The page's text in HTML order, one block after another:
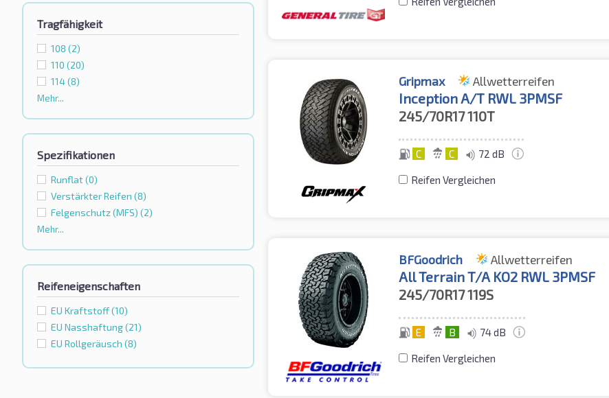
Tragfähigkeit
108 (2)
110 (20)
114(8)
Mehr...
Spezifikationen
Runflat(0)
Verstärkter Reifen (8)
Felgenschutz (MFS) (2)
Mehr...
Reifeneigenschaften
EU Kraftstoff(10)
EU Nasshaftung(21)
EU Rollgeräusch (8)
Gripmax Allwetterreifen
Inception A/T RWL 3PMSF
245/70R17110T
C C 72 dB
Reifen Vergleichen
BFGoodrich Allwetterreifen
All Terrain T/A KO2 RWL 3PMSF
245/70R17119S
E B 74 dB
Reifen Vergleichen